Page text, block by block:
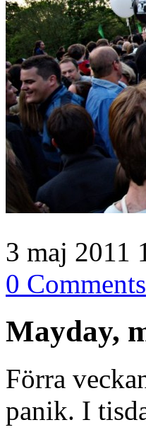
3 maj 2011
0 Comments
Mayday,
Förra
panik. I